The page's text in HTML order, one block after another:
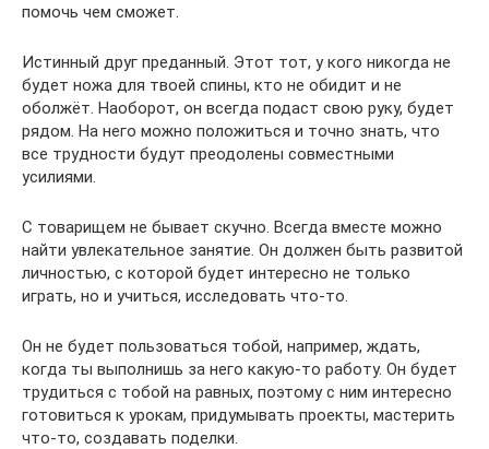
помочь чем сможет.
Истинный друг преданный. Этот тот, у кого никогда не
будет ножа для твоей спины, кто не обидит и не
оболжёт. Наоборот, он всегда подаст свою руку, будет
рядом. На него можно положиться и точно знать, что
все трудности будут преодолены совместными
усилиями.
С товарищем не бывает скучно. Всегда вместе можно
найти увлекательное занятие. Он должен быть развитой
личностью, с которой будет интересно не только
играть, но и учиться, исследовать что-то.
Он не будет пользоваться тобой, например, ждать,
когда ты выполнишь за него какую-то работу. Он будет
трудиться с тобой на равных, поэтому с ним интересно
готовиться к урокам, придумывать проекты, мастерить
что-то, создавать поделки.